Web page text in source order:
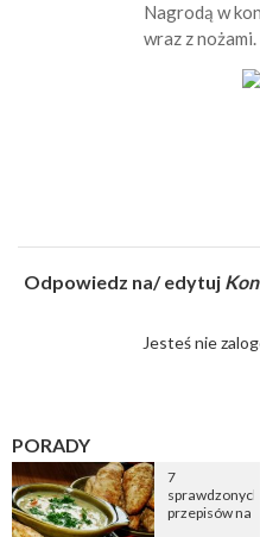
Nagrodą w
wraz z nożami.
Odpowiedz na/ edytuj
Jesteś nie
PORADY
7
sprawdzonych
przepisów na